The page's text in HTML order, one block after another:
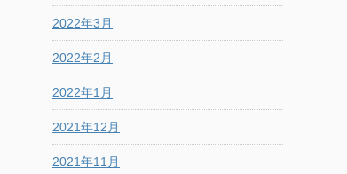
2022年3月
2022年2月
2022年1月
2021年12月
2021年11月